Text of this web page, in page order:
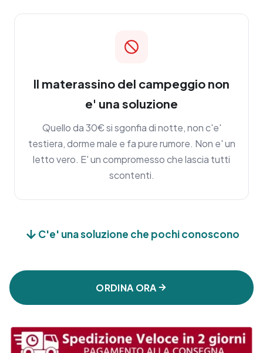
Il materassino del campeggio non
e' una soluzione
Quello da 30€ si sgonfia di notte, non c'e'
testiera, dorme male e fa pure rumore. Non e' un
letto vero. E' un compromesso che lascia tutti
scontenti.
C'e' una soluzione che pochi conoscono
ORDINA ORA